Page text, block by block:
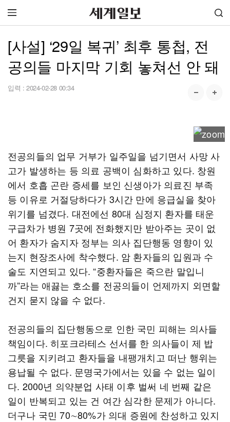
[사설] ‘29일 복귀’ 최후 통첩, 전
공의들 마지막 기회 놓쳐선 안 돼
입력 : 2024-02-28 00:34
전공의들의 업무 거부가 일주일을 넘기면서 사망 사
고가 발생하는 등 의료 공백이 심화하고 있다. 창원
에서 호흡 곤란 증세를 보인 신생아가 의료진 부족
등 이유로 거절당하다가 3시간 만에 응급실을 찾아
위기를 넘겼다. 대전에선 80대 심정지 환자를 태운
구급차가 병원 7곳에 전화했지만 받아주는 곳이 없
어 환자가 숨지자 정부는 의사 집단행동 영향이 있
는지 현장조사에 착수했다. 암 환자들의 입원과 수
술도 지연되고 있다. “중환자들은 죽으란 말입니
까”라는 애끓는 호소를 전공의들이 언제까지 외면할
건지 묻지 않을 수 없다.
전공의들의 집단행동으로 인한 국민 피해는 의사들
책임이다. 히포크라테스 선서를 한 의사들이 제 밥
그릇을 지키려고 환자들을 내팽개치고 떠난 행위는
용납될 수 없다. 문명국가에서는 있을 수 없는 일이
다. 2000년 의약분업 사태 이후 벌써 네 번째 같은
일이 반복되고 있는 건 여간 심각한 문제가 아니다.
더구나 국민 70∼80%가 의대 증원에 찬성하고 있지